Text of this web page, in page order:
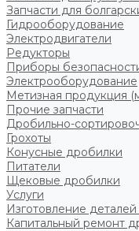
Запчасти для
Гидрооборудование
Электродвигатели
Редукторы
Приборы
Электрооборудование
Метизная продукция
Прочие запчасти
Дробильно-
Грохоты
Конусные дробилки
Питатели
Щековые дробилки
Услуги
Изготовление
Капитальный ремонт